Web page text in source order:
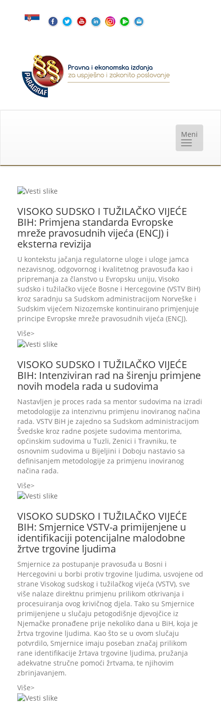
VISOKO SUDSKO I TUŽILAČKO VIJEĆE
BIH: Primjena standarda Evropske
mreže pravosudnih vijeća (ENCJ) i
eksterna revizija
U kontekstu jačanja regulatorne uloge i uloge jamca
nezavisnog, odgovornog i kvalitetnog pravosuđa kao i
pripremanja za članstvo u Evropsku uniju, Visoko
sudsko i tužilačko vijeće Bosne i Hercegovine (VSTV BiH)
kroz saradnju sa Sudskom administracijom Norveške i
Sudskim vijećem Nizozemske kontinuirano primjenjuje
principe Evropske mreže pravosudnih vijeća (ENCJ).
Više
VISOKO SUDSKO I TUŽILAČKO VIJEĆE
BIH: Intenziviran rad na širenju primjene
novih modela rada u sudovima
Nastavljen je proces rada sa mentor sudovima na izradi
metodologije za intenzivnu primjenu inoviranog načina
rada. VSTV BiH je zajedno sa Sudskom administracijom
Švedske kroz radne posjete sudovima mentorima,
općinskim sudovima u Tuzli, Zenici i Travniku, te
osnovnim sudovima u Bijeljini i Doboju nastavio sa
definisanjem metodologije za primjenu inoviranog
načina rada.
Više
VISOKO SUDSKO I TUŽILAČKO VIJEĆE
BIH: Smjernice VSTV-a primijenjene u
identifikaciji potencijalne malodobne
žrtve trgovine ljudima
Smjernice za postupanje pravosuđa u Bosni i
Hercegovini u borbi protiv trgovine ljudima, usvojene od
strane Visokog sudskog i tužilačkog vijeća (VSTV), sve
više nalaze direktnu primjenu prilikom otkrivanja i
procesuiranja ovog krivičnog djela. Tako su Smjernice
primijenjene u slučaju petogodišnje djevojčice iz
Njemačke pronađene prije nekoliko dana u BiH, koja je
žrtva trgovine ljudima. Kao što se u ovom slučaju
potvrdilo, Smjernice imaju poseban značaj prilikom
rane identifikacije žrtava trgovine ljudima, pružanja
adekvatne stručne pomoći žrtvama, te njihovim
zbrinjavanjem.
Više